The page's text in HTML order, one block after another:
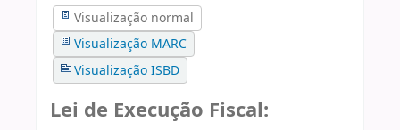
Visualização normal
Visualização MARC
Visualização ISBD
Lei de Execução Fiscal: